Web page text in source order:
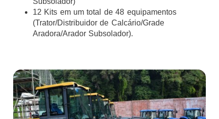
12 Kits em um total de 48 equipamentos
(Trator/Distribuidor de Calcário/Grade
Aradora/Arador Subsolador).